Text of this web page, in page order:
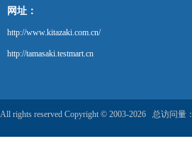
网址：
http://www.kitazaki.com.cn/
http://tamasaki.testmart.cn
All rights reserved Copyright © 2003-2026 总访问量：